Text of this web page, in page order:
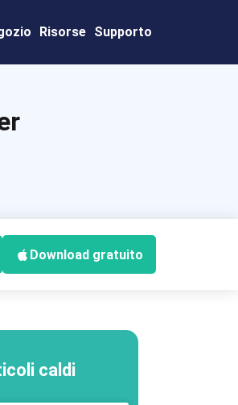
Risorse Supporto
Download gratuito
caldi